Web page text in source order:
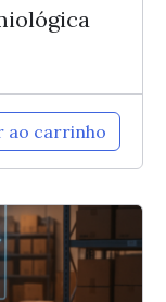
ao carrinho